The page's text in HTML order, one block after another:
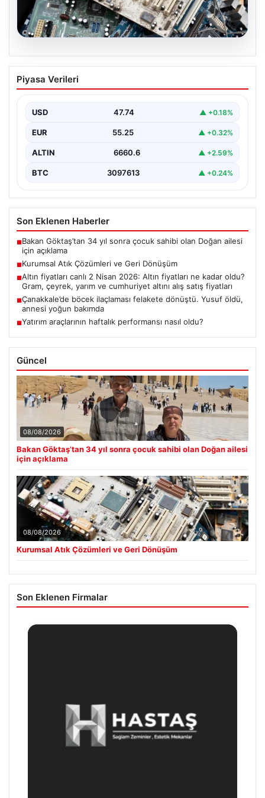
08.08.2026
Kurumsal Atık Çözümleri ve Geri
Dönüşüm
sistemlerini sürekli periyotlarla yenilemektedir. Bu
modernizasyon aşamasında kenara…
Piyasa Verileri
USD 47.74 ▲ +0.18%
EUR 55.25 ▲ +0.32%
ALTIN 6660.6 ▲ +2.59%
BTC 3097613 ▲ +0.24%
Son Eklenen Haberler
■Bakan Göktaş’tan 34 yıl sonra çocuk sahibi olan Doğan ailesi
için açıklama
■Kurumsal Atık Çözümleri ve Geri Dönüşüm
■Altın fiyatları canlı 2 Nisan 2026: Altın fiyatları ne kadar oldu?
Gram, çeyrek, yarım ve cumhuriyet altını alış satış fiyatları
■Çanakkale’de böcek ilaçlaması felakete dönüştü. Yusuf öldü,
annesi yoğun bakımda
■Yatırım araçlarının haftalık performansı nasıl oldu?
Güncel
08/08/2026
Bakan Göktaş’tan 34 yıl sonra çocuk sahibi olan Doğan ailesi
için açıklama
08/08/2026
Kurumsal Atık Çözümleri ve Geri Dönüşüm
Son Eklenen Firmalar